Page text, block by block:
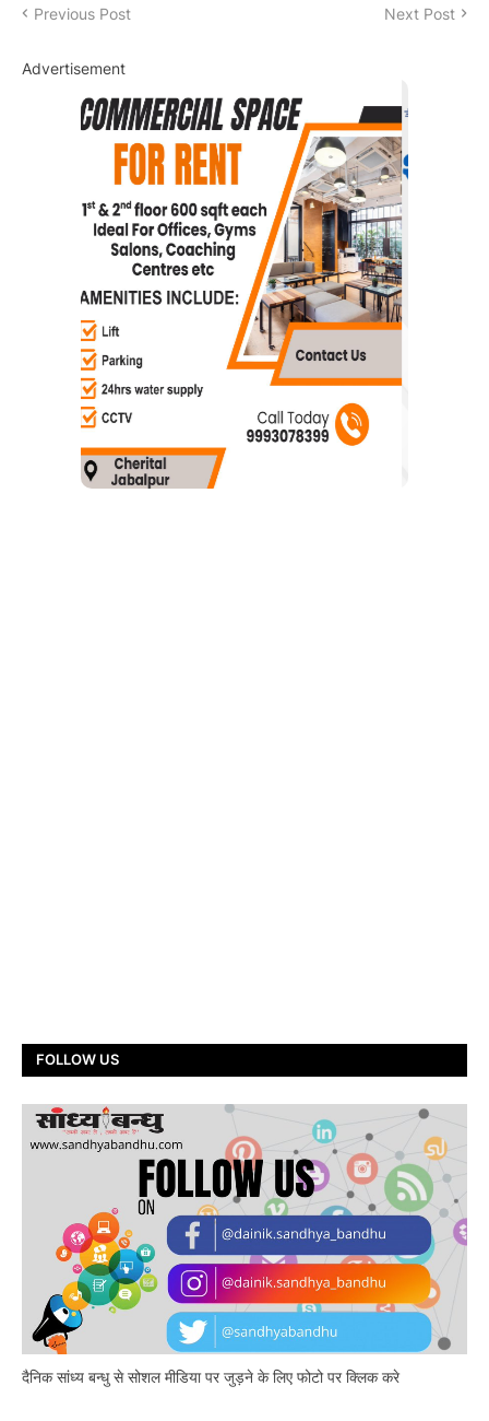
Previous Post Next Post
Advertisement
FOLLOW US
दैनिक सांध्य बन्धु से सोशल मीडिया पर जुड़ने के लिए फोटो पर क्लिक करे